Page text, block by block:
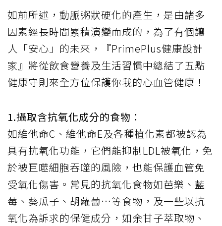
如前所述，動脈粥狀硬化的產生，是由諸多
因素經長時間累積演變而成的，為了有個讓
人「安心」的未來，『PrimePlus健康設計
家』將從飲食營養及生活習慣中總結了五點
健康守則來全方位保護你我的心血管健康！
1.攝取含抗氧化成分的食物：
如維他命C、維他命E及各種植化素都被認為
具有抗氧化功能，它們能抑制LDL被氧化，免
於被巨噬細胞吞噬的風險，也能保護血管免
受氧化傷害。常見的抗氧化食物如芭樂、藍
莓、葵瓜子、胡蘿蔔…等食物，及一些以抗
氧化為訴求的保健成分，如余甘子萃取物、